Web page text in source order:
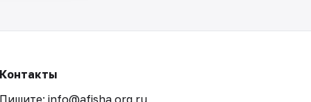
Контакты
Пишите: info@afisha.org.ru